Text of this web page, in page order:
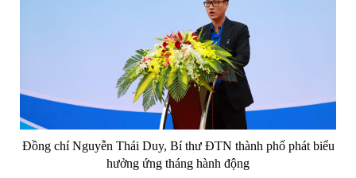
Đồng chí Nguyễn Thái Duy, Bí thư ĐTN thành phố phát biểu
hưởng ứng tháng hành động